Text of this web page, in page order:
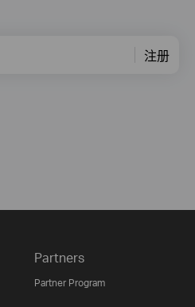
注册
Partners
Partner Program